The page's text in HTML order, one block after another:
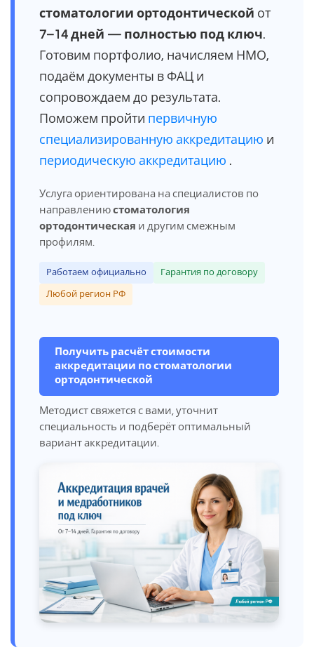
стоматологии ортодонтической от
7–14 дней — полностью под ключ.
Готовим портфолио, начисляем НМО,
подаём документы в ФАЦ и
сопровождаем до результата.
Поможем пройти первичную
специализированную аккредитацию и
периодическую аккредитацию .
Услуга ориентирована на специалистов по
направлению стоматология
ортодонтическая и другим смежным
профилям.
Работаем официально Гарантия по договору
Любой регион РФ
Получить расчёт стоимости
аккредитации по стоматологии
ортодонтической
Методист свяжется с вами, уточнит
специальность и подберёт оптимальный
вариант аккредитации.